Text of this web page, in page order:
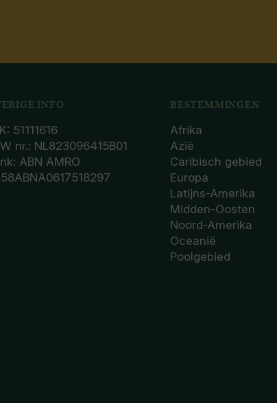
INFO
51111616
nr.: NL823096415B01
ABN AMRO
BESTEMMINGEN
Afrika
Azië
Caribisch gebied
Europa
Latijns-Amerika
Midden-Oosten
Noord-Amerika
Oceanië
Poolgebied